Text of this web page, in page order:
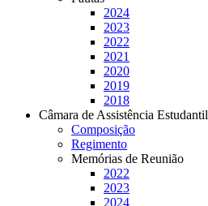
2024
2023
2022
2021
2020
2019
2018
Câmara de Assistência Estudantil
Composição
Regimento
Memórias de Reunião
2022
2023
2024